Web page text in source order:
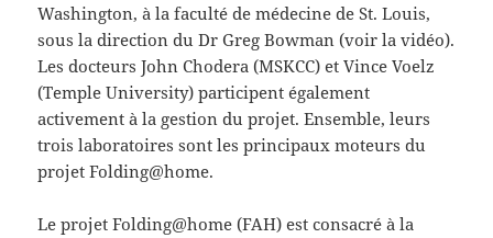
Washington, à la faculté de médecine de St. Louis,
sous la direction du Dr Greg Bowman (voir la vidéo).
Les docteurs John Chodera (MSKCC) et Vince Voelz
(Temple University) participent également
activement à la gestion du projet. Ensemble, leurs
trois laboratoires sont les principaux moteurs du
projet Folding@home.
Le projet Folding@home (FAH) est consacré à la